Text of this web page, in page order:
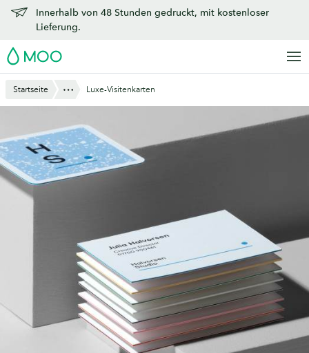
Zu
Hauptinhalt
Innerhalb von 48 Stunden gedruckt, mit kostenloser
Lieferung.
MOO
Startseite Anzeigen
Luxe-Visitenkarten